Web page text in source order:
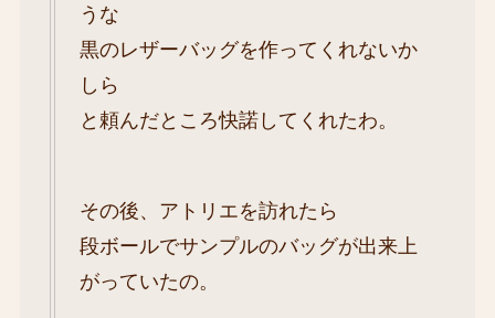
うな
黒のレザーバッグを作ってくれないか
しら
と頼んだところ快諾してくれたわ。
その後、アトリエを訪れたら
段ボールでサンプルのバッグが出来上
がっていたの。